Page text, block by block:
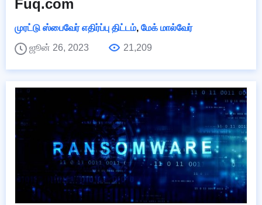
Fuq.com
முரட்டு ஸ்பைவேர் எதிர்ப்பு திட்டம், மேக் மால்வேர்
ஜூன் 26, 2023
21,209